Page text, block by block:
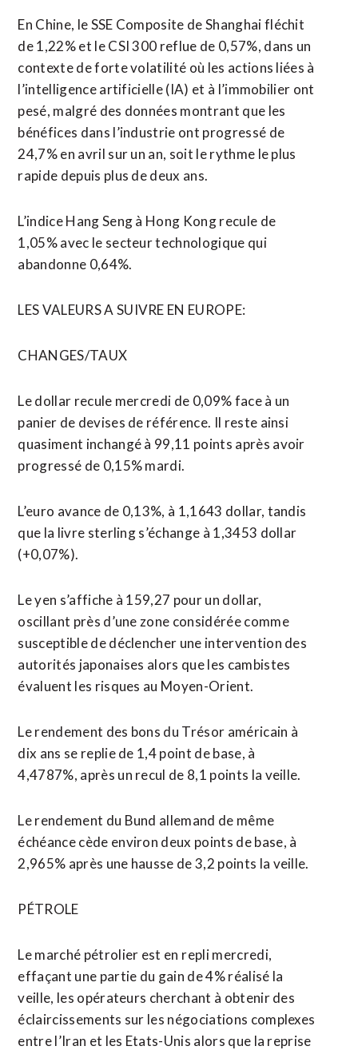
En Chine, le SSE Composite de Shanghai fléchit
de 1,22% et le CSI 300 reflue de 0,57%, ​dans un
contexte de forte volatilité où les actions liées à
l’intelligence artificielle (IA) et à l’immobilier ont
pesé, malgré des données montrant que les
bénéfices dans l’industrie ont progressé de
24,7% en avril sur un an, soit le rythme le plus
rapide depuis ‌plus de deux ans.
L’indice Hang Seng à ​Hong Kong recule de
1,05% avec le secteur technologique qui
abandonne 0,64%.
LES VALEURS A SUIVRE EN EUROPE:
CHANGES/TAUX
Le dollar recule mercredi de 0,09% face à un
panier de devises de référence. Il reste ​ainsi
quasiment inchangé à 99,11 points après avoir
progressé de 0,15% mardi.
L’euro avance de 0,13%, à 1,1643 dollar, tandis
que la livre sterling s’échange à 1,3453 dollar
(+0,07%).
Le yen s’affiche à 159,27 pour un dollar,
oscillant près d’une zone considérée comme
susceptible de déclencher une intervention des
autorités japonaises alors que les cambistes
évaluent les risques au Moyen-Orient.
Le rendement des bons du Trésor américain à
dix ans se replie de 1,4 point de base, à
4,4787%, après un recul de 8,1 points la veille.
Le rendement du Bund allemand de même
échéance cède environ deux points de base, à
2,965% après une hausse de 3,2 points la veille.
PÉTROLE
Le marché pétrolier est en ⁠repli mercredi,
effaçant une partie du gain de 4% réalisé la
veille, les opérateurs cherchant à obtenir des
éclaircissements sur les négociations complexes
entre l’Iran et les Etats-Unis alors que la reprise